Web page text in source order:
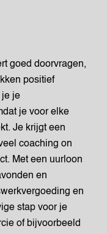
goed doorvragen,
positief
je je
je voor elke
Je krijgt een
coaching on
Met een uurloon
en
en
stap voor je
of bijvoorbeeld